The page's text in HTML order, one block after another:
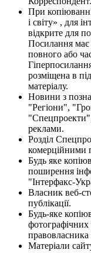
При
і світу» , для
відкрите для
Посилання має
повного або
розміщена в
матеріалу.
Новини з
"Регіони",
реклами.
Розділ
комерційними
Будь яке
поширення
"Інтерфакс-
Власник веб-
публікації.
Будь-яке
фотографічних
правовласника
Матеріали